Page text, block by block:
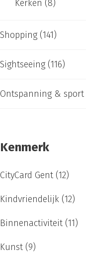
Kerken (8)
Shopping (141)
Sightseeing (116)
Ontspanning & sport
Kenmerk
CityCard Gent (12)
Kindvriendelijk (12)
Binnenactiviteit (11)
Kunst (9)